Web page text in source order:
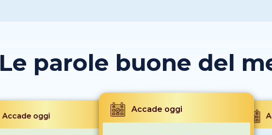
Le parole buone del
Accade oggi
Accade oggi